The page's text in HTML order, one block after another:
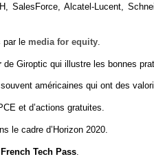
SalesForce, Alcatel-Lucent,
par le media for equity
de Giroptic qui illustre les bonnes
américaines qui ont des
et d’actions gratuites.
le cadre d’Horizon 2020.
French Tech Pass